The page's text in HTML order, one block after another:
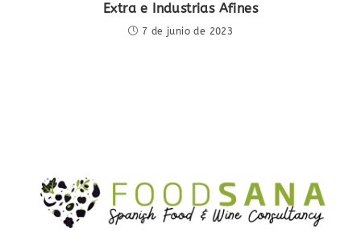
Extra e Industrias Afines
7 de junio de 2023